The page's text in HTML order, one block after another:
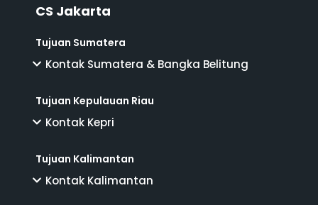
CS Jakarta
Tujuan Sumatera
Kontak Sumatera & Bangka Belitung
Tujuan Kepulauan Riau
Kontak Kepri
Tujuan Kalimantan
Kontak Kalimantan